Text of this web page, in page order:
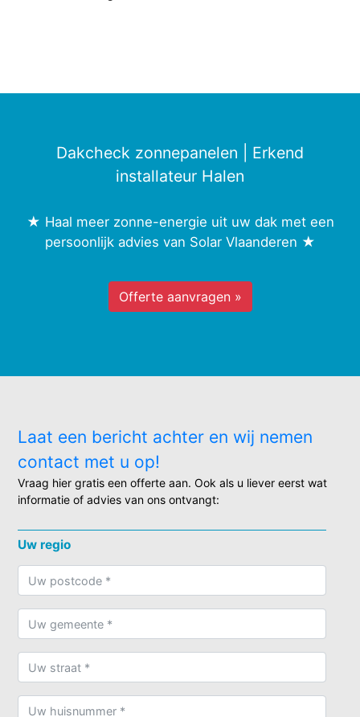
Dakcheck zonnepanelen | Erkend
installateur Halen
★ Haal meer zonne-energie uit uw dak met een
persoonlijk advies van Solar Vlaanderen ★
Offerte aanvragen »
Laat een bericht achter en wij nemen
contact met u op!
Vraag hier gratis een offerte aan. Ook als u liever eerst wat
informatie of advies van ons ontvangt:
Uw regio